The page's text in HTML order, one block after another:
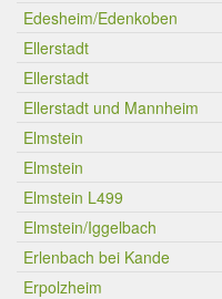
Edesheim/Edenkoben
Ellerstadt
Ellerstadt
Ellerstadt und Mannheim
Elmstein
Elmstein
Elmstein L499
Elmstein/Iggelbach
Erlenbach bei Kande
Erpolzheim